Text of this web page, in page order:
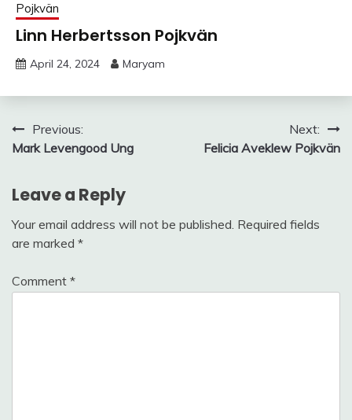
Pojkvän
Linn Herbertsson Pojkvän
April 24, 2024 Maryam
Post
navigation
Previous:
Mark Levengood Ung
Next:
Felicia Aveklew Pojkvän
Leave a Reply
Your email address will not be published. Required fields
are marked *
Comment *